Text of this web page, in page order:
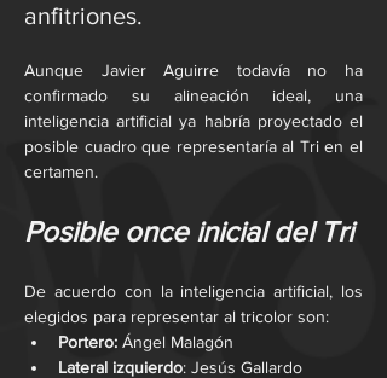
anfitriones.
Aunque Javier Aguirre todavía no ha
confirmado su alineación ideal, una
inteligencia artificial ya habría proyectado el
posible cuadro que representaría al Tri en el
certamen.
Posible once inicial del Tri
De acuerdo con la inteligencia artificial, los
elegidos para representar al tricolor son:
Portero: Ángel Malagón
Lateral izquierdo: Jesús Gallardo